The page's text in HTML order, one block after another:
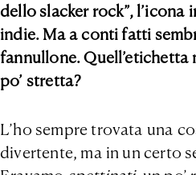
dello slacker rock”,
indie. Ma a conti fatti
fannullone. Quell’etichetta
po’ stretta?
L’ho sempre trovata una
divertente, ma in un certo